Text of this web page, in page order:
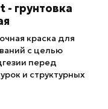
грунтовка
краска для
с целью
перед
и структурных